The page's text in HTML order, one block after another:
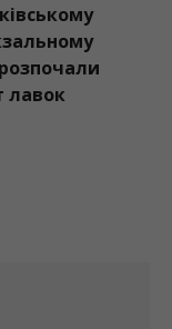
За сім місяців
року
збір на
перевищив